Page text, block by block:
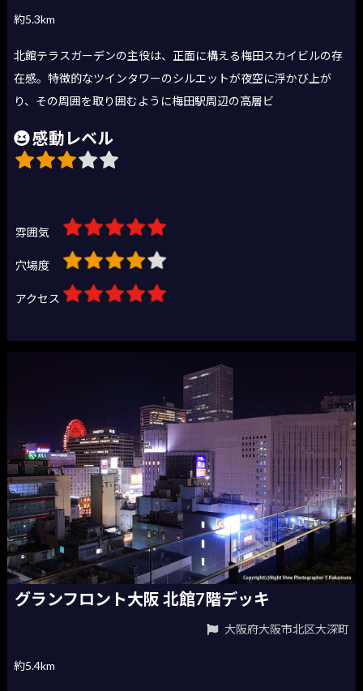
約5.3km
北館テラスガーデンの主役は、正面に構える梅田スカイビルの存
在感。特徴的なツインタワーのシルエットが夜空に浮かび上が
り、その周囲を取り囲むように梅田駅周辺の高層ビ
感動レベル
雰囲気
穴場度
アクセス
グランフロント大阪 北館7階デッキ
大阪府大阪市北区大深町
約5.4km